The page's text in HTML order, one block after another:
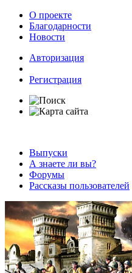
О проекте
Благодарности
Новости
Авторизация
Регистрация
Выпуски
А знаете ли вы?
Форумы
Рассказы пользователей